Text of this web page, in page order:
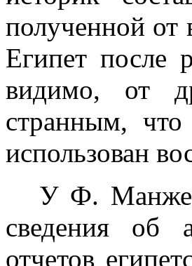
полученной от
Еги­пет после
видимо, от
странным,
использован
У Ф.
сведения об
отчетов